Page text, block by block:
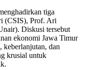
tiga
(CSIS), Prof. Ari
Diskusi tersebut
ekonomi Jawa Timur
dan
krusial untuk